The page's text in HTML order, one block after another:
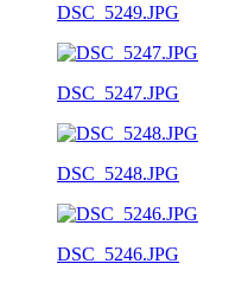
DSC_5249.JPG
DSC_5247.JPG
DSC_5248.JPG
DSC_5246.JPG